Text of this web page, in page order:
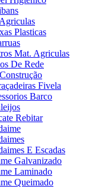
Plasticas
Mat. Agriculas
De Rede
Fivela
Barco
Rebitar
E Escadas
Galvanizado
Laminado
Queimado